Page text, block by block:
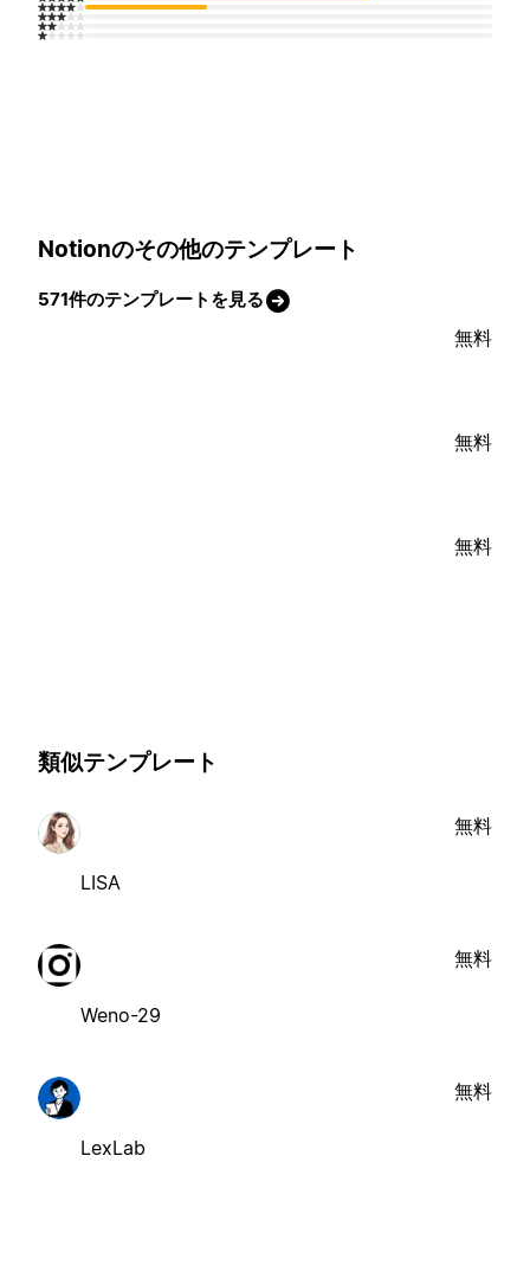
Notionのその他のテンプレート
571件のテンプレートを見る
無料
無料
無料
類似テンプレート
LISA
無料
Weno-29
無料
LexLab
無料